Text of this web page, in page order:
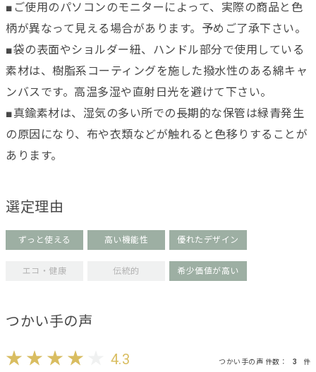
■ご使用のパソコンのモニターによって、実際の商品と色
柄が異なって見える場合があります。予めご了承下さい。
■袋の表面やショルダー紐、ハンドル部分で使用している
素材は、樹脂系コーティングを施した撥水性のある綿キャ
ンバスです。高温多湿や直射日光を避けて下さい。
■真鍮素材は、湿気の多い所での長期的な保管は緑青発生
の原因になり、布や衣類などが触れると色移りすることが
あります。
選定理由
ずっと使える 高い機能性 優れたデザイン
エコ・健康 伝統的 希少価値が高い
つかい手の声
4.3 つかい手の声 件数： 3 件